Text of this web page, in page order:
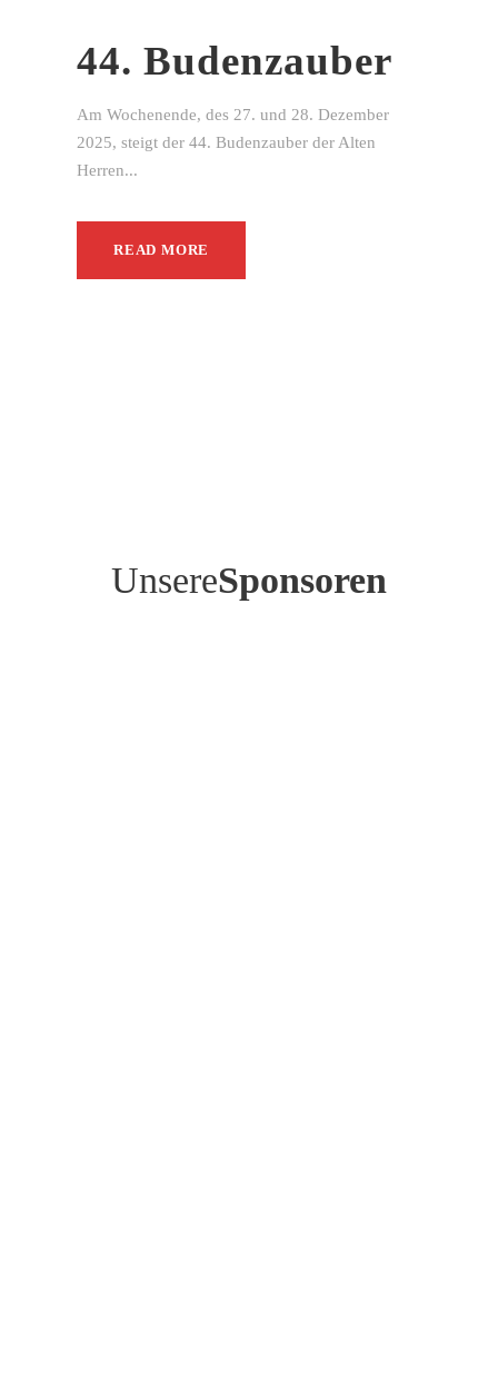
44. Budenzauber
Am Wochenende, des 27. und 28. Dezember
2025, steigt der 44. Budenzauber der Alten
Herren...
READ MORE
UnsereSponsoren